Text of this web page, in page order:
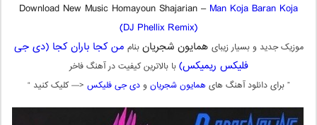
Download New Music Homayoun Shajarian – Man Koja Baran Koja
(DJ Phellix Remix)
موزیک جدید و بسیار زیبای همایون شجریانبنام من کجا باران کجا (دی جی
فلیکس ریمیکس)با بالاترین کیفیت در آهنگ فاخر
” برای دانلود آهنگ های همایون شجریان ودی جی فلیکس <— کلیک کنید “